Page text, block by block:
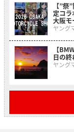
【”
定コ
大阪モ
ヤング
【
日の
ヤング